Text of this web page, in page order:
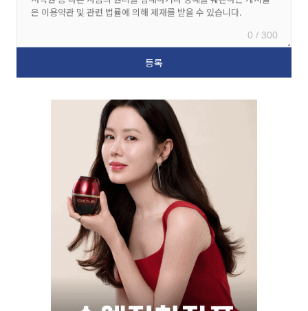
0 / 300